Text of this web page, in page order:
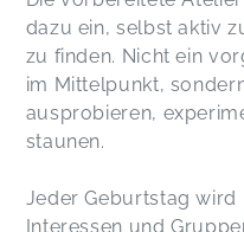
dazu ein, selbst aktiv
zu finden. Nicht ein
im Mittelpunkt,
ausprobieren,
staunen.
Jeder Geburtstag wird
Interessen und